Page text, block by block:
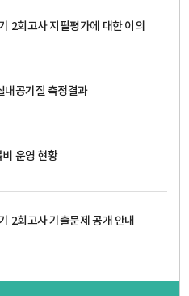
2회고사 지필평가에 대한 이의
내공기질 측정결과
운영 현황
2회고사 기출문제 공개 안내